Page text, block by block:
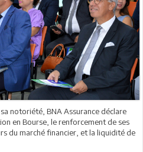
notoriété, BNA Assurance déclare
en Bourse, le renforcement de ses
du marché financier, et la liquidité de